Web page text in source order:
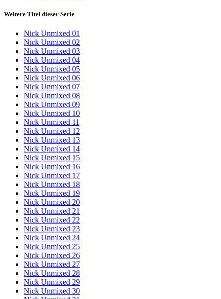
Weitere Titel dieser Serie
Nick Unmixed 01
Nick Unmixed 02
Nick Unmixed 03
Nick Unmixed 04
Nick Unmixed 05
Nick Unmixed 06
Nick Unmixed 07
Nick Unmixed 08
Nick Unmixed 09
Nick Unmixed 10
Nick Unmixed 11
Nick Unmixed 12
Nick Unmixed 13
Nick Unmixed 14
Nick Unmixed 15
Nick Unmixed 16
Nick Unmixed 17
Nick Unmixed 18
Nick Unmixed 19
Nick Unmixed 20
Nick Unmixed 21
Nick Unmixed 22
Nick Unmixed 23
Nick Unmixed 24
Nick Unmixed 25
Nick Unmixed 26
Nick Unmixed 27
Nick Unmixed 28
Nick Unmixed 29
Nick Unmixed 30